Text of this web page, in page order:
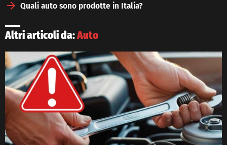
Quali auto sono prodotte in Italia?
Altri articoli da:Auto